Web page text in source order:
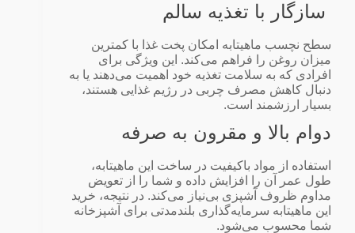
سازگار با تغذیه سالم
سطح نچسب ماهیتابه امکان پخت غذا با کمترین
میزان روغن را فراهم می‌کند. این ویژگی برای
افرادی که به سلامت تغذیه خود اهمیت می‌دهند یا به
دنبال کاهش مصرف چربی در رژیم غذایی هستند،
بسیار ارزشمند است.
دوام بالا و مقرون‌ به‌ صرفه
استفاده از مواد باکیفیت در ساخت این ماهیتابه،
طول عمر آن را افزایش داده و شما را از تعویض
مداوم ظروف آشپزی بی‌نیاز می‌کند. در نتیجه، خرید
این ماهیتابه سرمایه‌گذاری بلندمدتی برای آشپزخانه
شما محسوب می‌شود.